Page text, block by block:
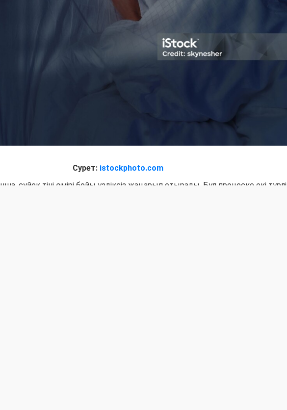
Сурет: istockphoto.com
сүйек тіні өмірі бойы үздіксіз жаңарып отырады. Бұл процеске екі түрлі